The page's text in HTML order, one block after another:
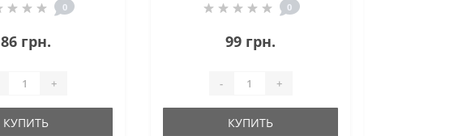
0
86 грн.
+
КУПИТЬ
0
99 грн.
- +
КУПИТЬ